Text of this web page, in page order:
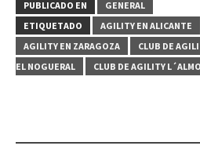
PUBLICADO EN
GENERAL
ETIQUETADO
AGILITY EN ALICANTE
AGILITY EN ZARAGOZA
CLUB DE
EL NOGUERAL
CLUB DE AGILITY